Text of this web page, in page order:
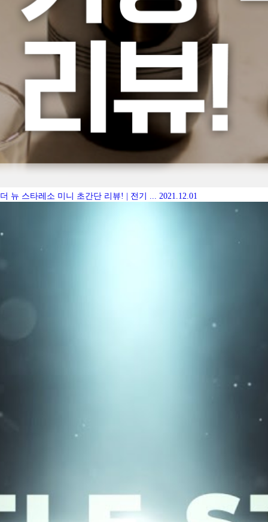
더 뉴 스타레소 미니 초간단 리뷰! | 전기 ... 2021.12.01